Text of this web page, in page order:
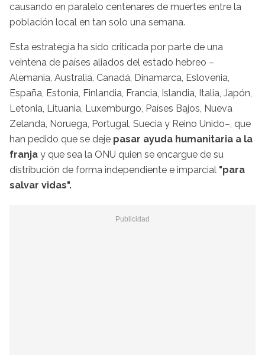
causando en paralelo centenares de muertes entre la
población local en tan solo una semana.
Esta estrategia ha sido criticada por parte de una
veintena de países aliados del estado hebreo –
Alemania, Australia, Canadá, Dinamarca, Eslovenia,
España, Estonia, Finlandia, Francia, Islandia, Italia, Japón,
Letonia, Lituania, Luxemburgo, Países Bajos, Nueva
Zelanda, Noruega, Portugal, Suecia y Reino Unido–, que
han pedido que se deje pasar ayuda humanitaria a la
franja y que sea la ONU quien se encargue de su
distribución de forma independiente e imparcial "para
salvar vidas".